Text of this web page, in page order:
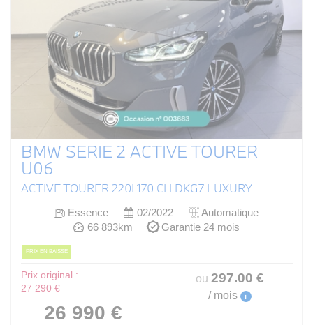
BMW SERIE 2 ACTIVE TOURER
U06
ACTIVE TOURER 220I 170 CH DKG7 LUXURY
Essence 02/2022
Automatique
66 893km
Garantie 24 mois
PRIX EN BAISSE
Prix original :
27 290 €
26 990 €
ou 297.00 €
/ mois i